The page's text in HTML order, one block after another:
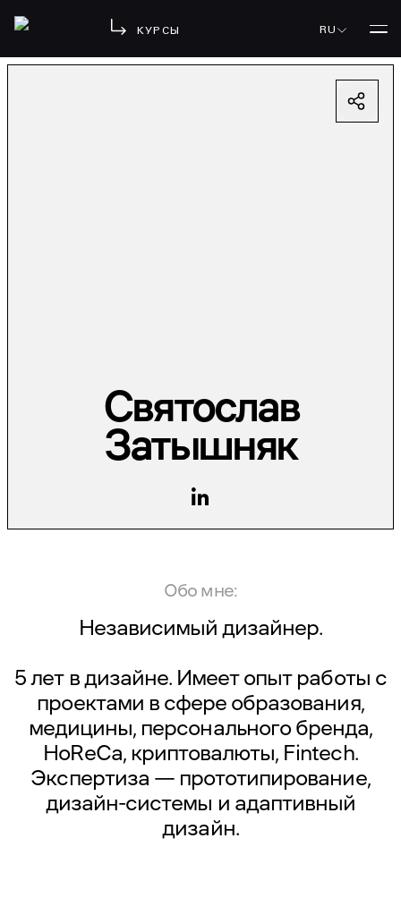
КУРСЫ RU
Святослав
Затышняк
Обо мне:
Независимый дизайнер.
5 лет в дизайне. Имеет опыт работы с
проектами в сфере образования,
медицины, персонального бренда,
HoReCa, криптовалюты, Fintech.
Экспертиза — прототипирование,
дизайн-системы и адаптивный
дизайн.